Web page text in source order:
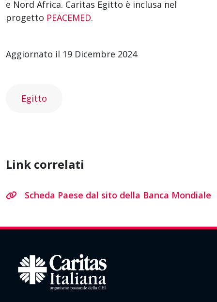
e Nord Africa. Caritas Egitto è inclusa nel
progetto PEACEMED.
Aggiornato il 19 Dicembre 2024
Egitto
Link correlati
Scheda Paese dal sito della Banca Mondiale